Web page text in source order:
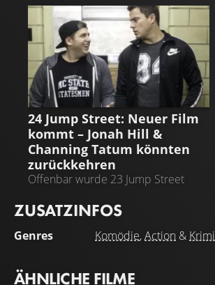
24 JUMP STREET
24 Jump Street: Neuer Film
kommt – Jonah Hill &
Channing Tatum könnten
zurückkehren
Offenbar wurde 23 Jump Street
ZUSATZINFOS
Genres Komödie,Action & Krimi
ÄHNLICHE FILME